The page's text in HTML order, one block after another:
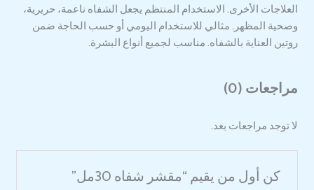
العلاجات الأخرى. الاستخدام المنتظم يجعل الشفاه ناعمة، حريرية،
وصحية المظهر. مثالي للاستخدام اليومي أو حسب الحاجة ضمن
روتين العناية بالشفاه. مناسب لجميع أنواع البشرة.
مراجعات (0)
لا توجد مراجعات بعد.
كن أول من يقيم “مقشر شفاه 30مل”